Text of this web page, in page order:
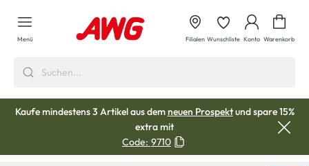
springen
Menü Filialen Wunschliste Konto Warenkorb
Kaufe mindestens 3 Artikel aus demneuen Prospektund spare 15%
extra mit
Code: 9710